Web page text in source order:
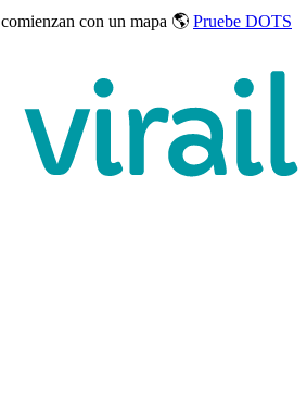
comienzan con un mapa 🌎 Pruebe DOTS